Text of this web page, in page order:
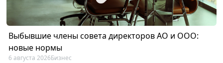
Выбывшие члены совета директоров АО и ООО:
новые нормы
6 августа 2026Бизнес